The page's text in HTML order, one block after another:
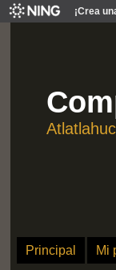
¡Crea
Principal Mi